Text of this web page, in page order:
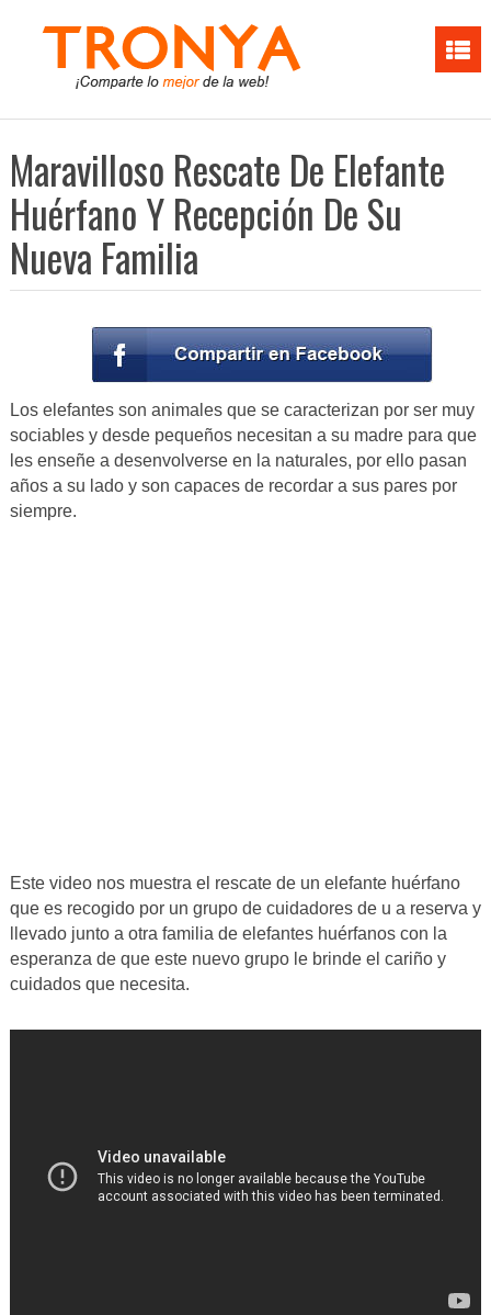
Maravilloso Rescate De Elefante
Huérfano Y Recepción De Su
Nueva Familia
Los elefantes son animales que se caracterizan por ser muy
sociables y desde pequeños necesitan a su madre para que
les enseñe a desenvolverse en la naturales, por ello pasan
años a su lado y son capaces de recordar a sus pares por
siempre.
Este video nos muestra el rescate de un elefante huérfano
que es recogido por un grupo de cuidadores de u a reserva y
llevado junto a otra familia de elefantes huérfanos con la
esperanza de que este nuevo grupo le brinde el cariño y
cuidados que necesita.